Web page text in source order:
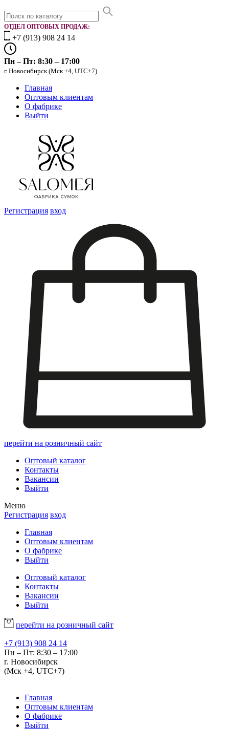
ОТДЕЛ ОПТОВЫХ ПРОДАЖ:
+7 (913) 908 24 14
Пн – Пт: 8:30 – 17:00
г. Новосибирск (Мск +4, UTC+7)
Главная
Оптовым клиентам
О фабрике
Выйти
Регистрация вход
перейти на розничный сайт
Оптовый каталог
Контакты
Вакансии
Выйти
Меню
Регистрация вход
Главная
Оптовым клиентам
О фабрике
Выйти
Оптовый каталог
Контакты
Вакансии
Выйти
перейти на розничный сайт
+7 (913) 908 24 14
Пн – Пт: 8:30 – 17:00
г. Новосибирск
(Мск +4, UTC+7)
Главная
Оптовым клиентам
О фабрике
Выйти